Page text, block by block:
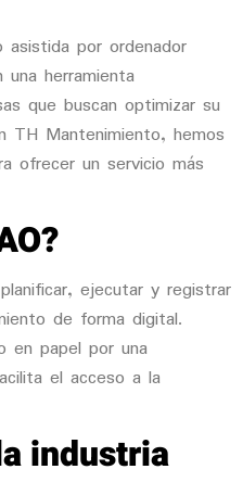
por ordenador
herramienta
que buscan optimizar su
TH Mantenimiento, hemos
ofrecer un servicio más
ejecutar y registrar
de forma digital.
en papel por una
el acceso a la
industria